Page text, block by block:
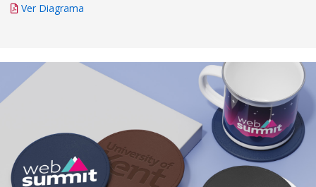
Ver Diagrama